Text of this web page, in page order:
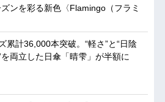
ズンを彩る新色〈Flamingo（フラミ
累計36,000本突破。“軽さ”と“日陰
を両立した日傘「晴雫」が半額に